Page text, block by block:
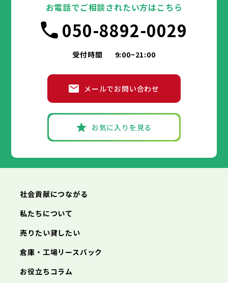
お電話でご相談されたい方はこちら
050-8892-0029
受付時間 9:00~21:00
メールでお問い合わせ
お気に入りを見る
社会貢献につながる
私たちについて
売りたい貸したい
倉庫・工場リースバック
お役立ちコラム